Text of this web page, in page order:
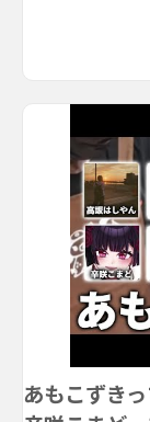
あもこずき